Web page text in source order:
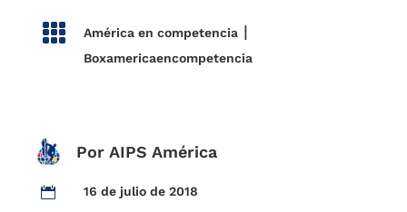
 América en competencia|
Boxamericaencompetencia
Por AIPS América
 16 de julio de 2018